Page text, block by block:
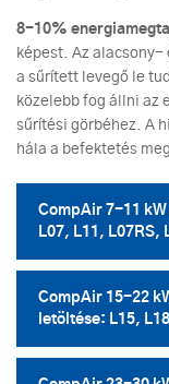
8-10%
képest. Az alacsony-
a sűrített levegő le
közelebb fog állni az
sűrítési görbéhez. A
hála a befektetés
CompAir 7-11
L07, L11, L07RS,
CompAir 15-22
letöltése: L15,